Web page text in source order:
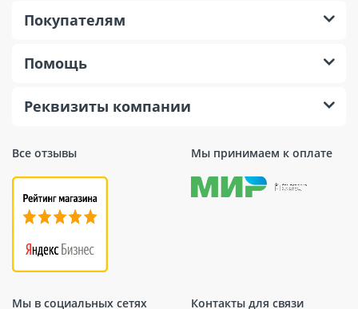
Все отзывы Мы принимаем к оплате
Мы в социальных сетях Контакты для связи
Покупателям
Помощь
Реквизиты компании